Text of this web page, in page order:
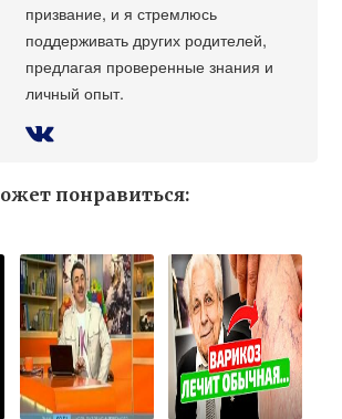
призвание, и я стремлюсь
поддерживать других родителей,
предлагая проверенные знания и
личный опыт.
понравиться: